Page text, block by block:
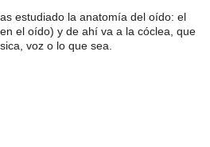
estudiado la anatomía del oído: el
el oído) y de ahí va a la cóclea, que
voz o lo que sea.